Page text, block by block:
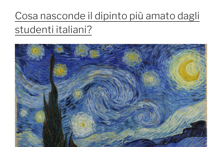
Cosa nasconde il dipinto più amato dagli
studenti italiani?